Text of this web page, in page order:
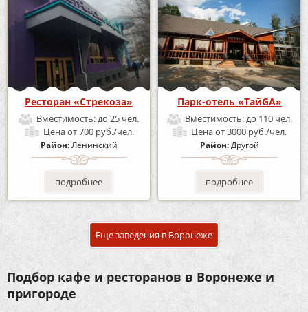
Ресторан «Стрекоза»
Вместимость:до 25 чел.
Ценаот 700 руб./чел.
Район:Ленинский
подробнее
Парк-отель «ТайGA»
Вместимость:до 110 чел.
Ценаот 3000 руб./чел.
Район:Другой
подробнее
Еще заведения в Воронеже
Подбор кафе и ресторанов в Воронеже и
пригороде